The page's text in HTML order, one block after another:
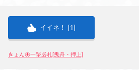
イイネ！ [1]
きょん🦋一撃必札[曳舟・押上]
中四国
沖縄